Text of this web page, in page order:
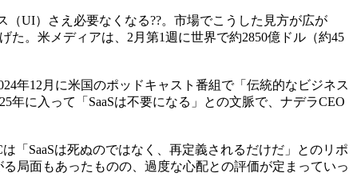
UI）さえ必要なくなる??。市場でこうした見方が広が
た。米メディアは、2月第1週に世界で約2850億ドル（約45
年12月に米国のポッドキャスト番組で「伝統的なビジネス
年に入って「SaaSは不要になる」との文脈で、ナデラCEO
SaaSは死ぬのではなく、再定義されるだけだ」とのリポ
る局面もあったものの、過度な心配との評価が定まっていっ